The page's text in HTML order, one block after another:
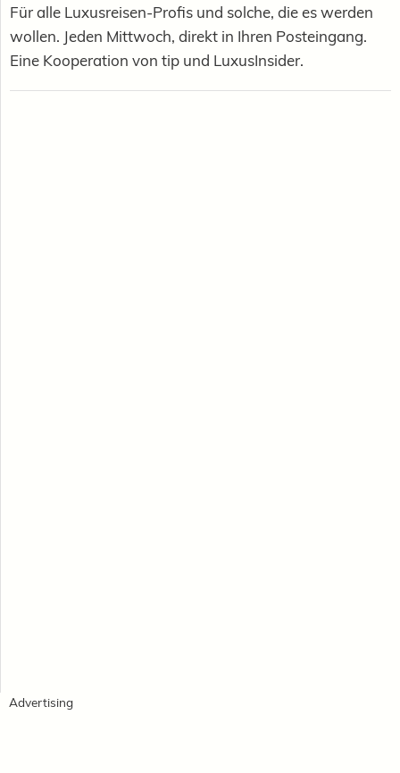
Für alle Luxusreisen-Profis und solche, die es werden
wollen. Jeden Mittwoch, direkt in Ihren Posteingang.
Eine Kooperation von tip und LuxusInsider.
Advertising